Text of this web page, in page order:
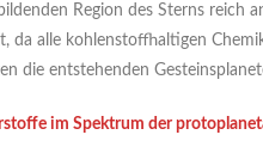
Region des Sterns reich
da alle kohlenstoffhaltigen
die entstehenden
im Spektrum der